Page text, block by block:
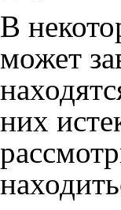
В
может
них